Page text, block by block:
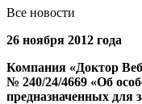
Все новости
26 ноября 2012 года
Компания «Доктор
№ 240/24/4669 «Об
предназначенных для